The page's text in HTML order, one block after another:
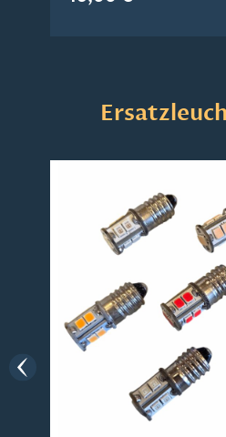
Produktgalerie